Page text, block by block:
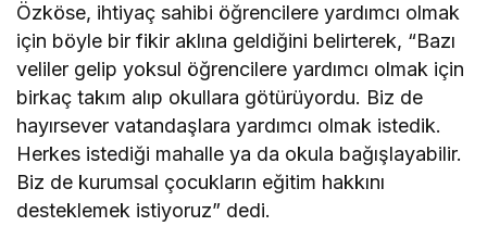
Özköse, ihtiyaç sahibi öğrencilere yardımcı olmak
için böyle bir fikir aklına geldiğini belirterek, “Bazı
veliler gelip yoksul öğrencilere yardımcı olmak için
birkaç takım alıp okullara götürüyordu. Biz de
hayırsever vatandaşlara yardımcı olmak istedik.
Herkes istediği mahalle ya da okula bağışlayabilir.
Biz de kurumsal çocukların eğitim hakkını
desteklemek istiyoruz” dedi.